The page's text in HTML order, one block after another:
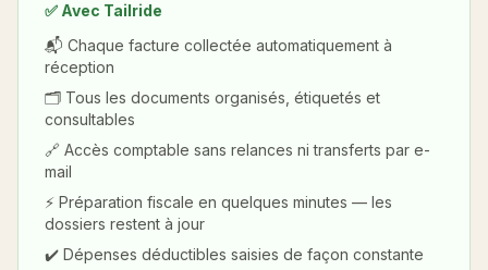
✅ Avec Tailride
📬 Chaque facture collectée automatiquement à
réception
🗂️ Tous les documents organisés, étiquetés et
consultables
🔗 Accès comptable sans relances ni transferts par e-
mail
⚡ Préparation fiscale en quelques minutes — les
dossiers restent à jour
✔️ Dépenses déductibles saisies de façon constante